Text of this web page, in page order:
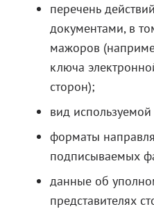
перечень
документами, в
мажоров
ключа
сторон);
вид
форматы
подписываемых
данные об
представителях